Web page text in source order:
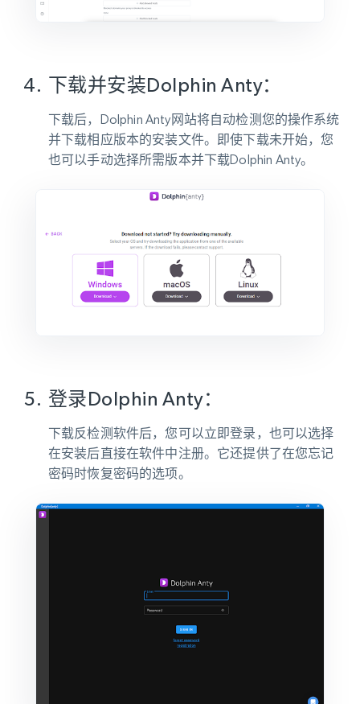
下载并安装Dolphin Anty：
下载后，Dolphin Anty网站将自动检测您的操作系统
并下载相应版本的安装文件。即使下载未开始，您
也可以手动选择所需版本并下载Dolphin Anty。
登录Dolphin Anty：
下载反检测软件后，您可以立即登录，也可以选择
在安装后直接在软件中注册。它还提供了在您忘记
密码时恢复密码的选项。